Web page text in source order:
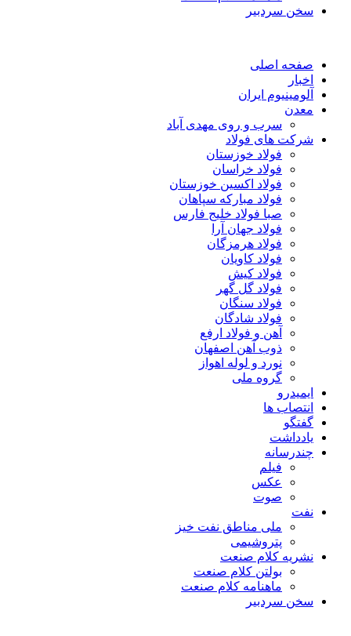
سخن سردبیر
صفحه اصلی
اخبار
آلومینیوم ایران
معدن
سرب و روی مهدی آباد
شرکت های فولاد
فولاد خوزستان
فولاد خراسان
فولاد اکسین خوزستان
فولاد مبارکه سپاهان
صبا فولاد خلیج فارس
فولاد جهان آرا
فولاد هرمزگان
فولاد کاویان
فولاد کیش
فولاد گل گهر
فولاد سنگان
فولاد شادگان
آهن و فولاد ارفع
ذوب آهن اصفهان
نورد و لوله اهواز
گروه ملی
ایمیدرو
انتصاب ها
گفتگو
یادداشت
چندرسانه
فیلم
عکس
صوت
نفت
ملی مناطق نفت خیز
پتروشیمی
نشریه کلام صنعت
بولتن کلام صنعت
ماهنامه کلام صنعت
سخن سردبیر